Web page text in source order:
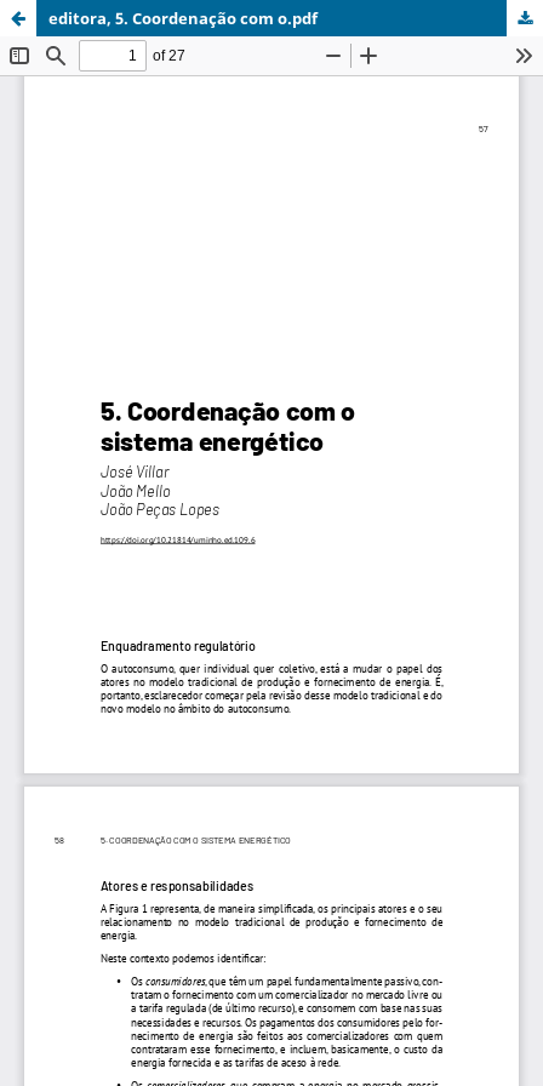
editora, 5. Coordenação com o.pdf